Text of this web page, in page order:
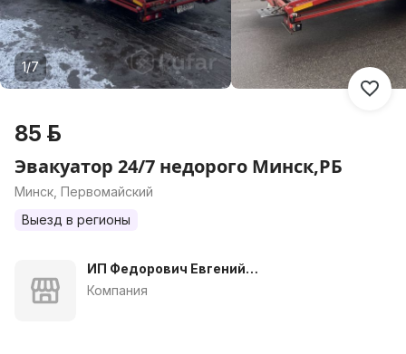
1/7
85 р.
Эвакуатор 24/7 недорого Минск,РБ
Минск, Первомайский
Выезд в регионы
ИП Федорович Евгений
Вячеславович
Компания